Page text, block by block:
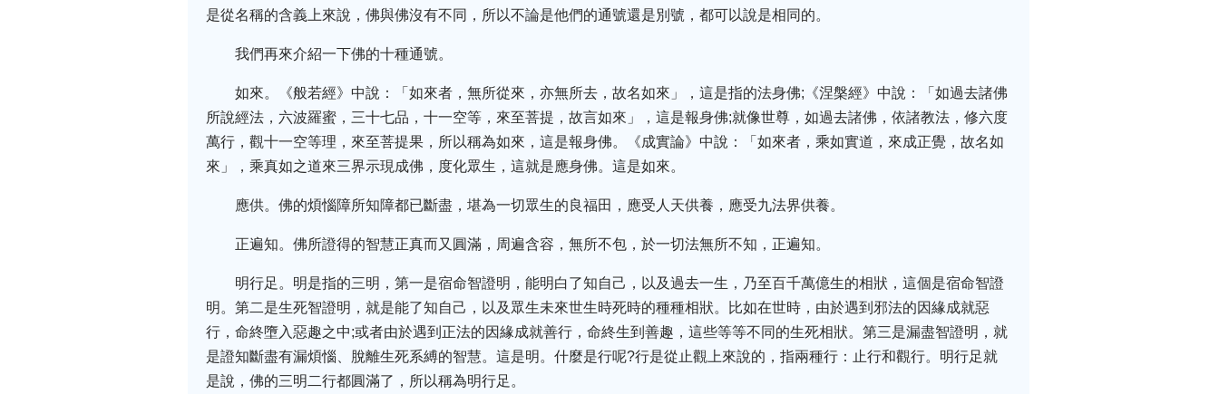
是從名稱的含義上來說，佛與佛沒有不同，所以不論是他們的通號還是別號，都可以說是相同的。
我們再來介紹一下佛的十種通號。
如來。《般若經》中說：「如來者，無所從來，亦無所去，故名如來」，這是指的法身佛;《涅槃經》中說：「如過去諸佛
所說經法，六波羅蜜，三十七品，十一空等，來至菩提，故言如來」，這是報身佛;就像世尊，如過去諸佛，依諸教法，修六度
萬行，觀十一空等理，來至菩提果，所以稱為如來，這是報身佛。《成實論》中說：「如來者，乘如實道，來成正覺，故名如
來」，乘真如之道來三界示現成佛，度化眾生，這就是應身佛。這是如來。
應供。佛的煩惱障所知障都已斷盡，堪為一切眾生的良福田，應受人天供養，應受九法界供養。
正遍知。佛所證得的智慧正真而又圓滿，周遍含容，無所不包，於一切法無所不知，正遍知。
明行足。明是指的三明，第一是宿命智證明，能明白了知自己，以及過去一生，乃至百千萬億生的相狀，這個是宿命智證
明。第二是生死智證明，就是能了知自己，以及眾生未來世生時死時的種種相狀。比如在世時，由於遇到邪法的因緣成就惡
行，命終墮入惡趣之中;或者由於遇到正法的因緣成就善行，命終生到善趣，這些等等不同的生死相狀。第三是漏盡智證明，就
是證知斷盡有漏煩惱、脫離生死系縛的智慧。這是明。什麼是行呢?行是從止觀上來說的，指兩種行：止行和觀行。明行足就
是說，佛的三明二行都圓滿了，所以稱為明行足。